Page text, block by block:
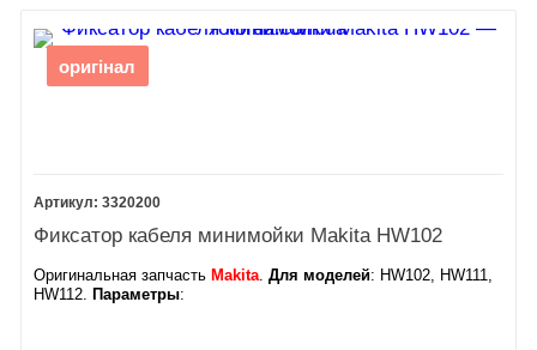
оригінал
3320200
Фиксатор кабеля минимойки Makita HW102
Оригинальная запчасть Makita.Для моделей: HW102, HW111,
HW112. Параметры: